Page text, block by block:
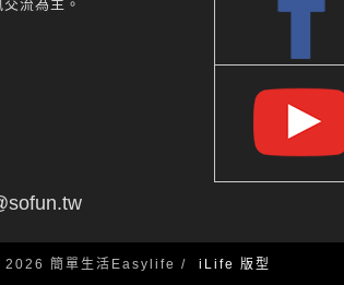
流為主。
簡單生活Easylife iLife 版型